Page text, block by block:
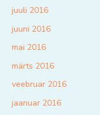
juuli 2016
juuni 2016
mai 2016
märts 2016
veebruar 2016
jaanuar 2016